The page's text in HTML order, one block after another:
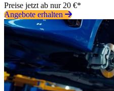
Preise jetzt ab nur 20 €*
Angebote erhalten